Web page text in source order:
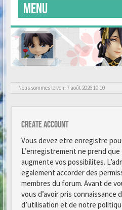
MENU
Nous sommes le ven. 7 août 2026 10:10
Create account
Vous devez etre enregistre
L’enregistrement ne prend
augmente vos possibilites.
egalement accorder des
membres du forum. Avant de
vous d’avoir pris connaissance
d’utilisation et de notre